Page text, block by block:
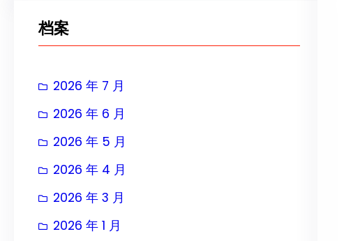
档案
2026 年 7 月
2026 年 6 月
2026 年 5 月
2026 年 4 月
2026 年 3 月
2026 年 1 月